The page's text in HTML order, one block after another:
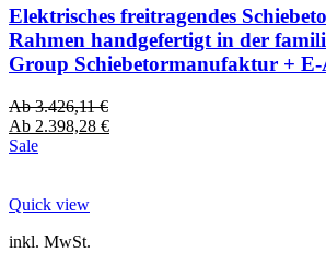
Elektrisches freitragendes
Rahmen handgefertigt in der
Group Schiebetormanufaktur +
Ab3.426,11€
Ab 2.398,28 €
Sale
Quick view
inkl. MwSt.